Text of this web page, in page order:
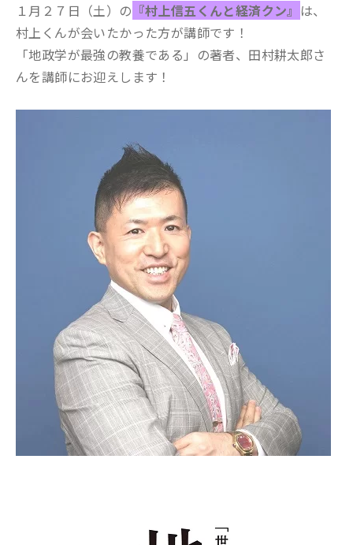
１月２７日（土）の 『村上信五くんと経済クン』 は、
村上くんが会いたかった方が講師です！
「地政学が最強の教養である」の著者、田村耕太郎さ
んを講師にお迎えします！